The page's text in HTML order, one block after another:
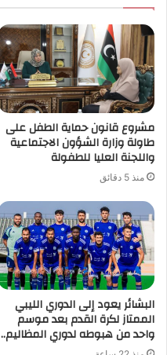
مشروع قانون حماية الطفل على
طاولة وزارة الشؤون الاجتماعية
واللجنة العليا للطفولة
منذ 5 دقائق
البشائر يعود إلى الدوري الليبي
الممتاز لكرة القدم بعد موسم
واحد من هبوطه لدوري المظاليم..